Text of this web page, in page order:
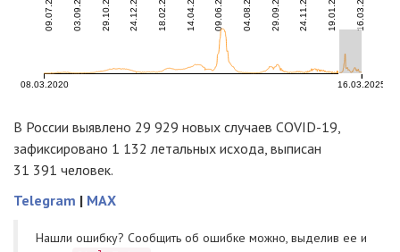
В России выявлено 29 929 новых случаев COVID-19,
зафиксировано 1 132 летальных исхода, выписан
31 391 человек.
Telegram | MAX
Нашли ошибку? Cообщить об ошибке можно, выделив ее и